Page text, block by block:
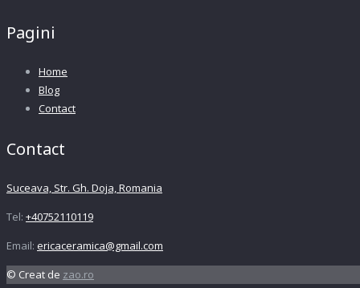
Pagini
Home
Blog
Contact
Contact
Suceava, Str. Gh. Doja, Romania
Tel: +40752110119
Email: ericaceramica@gmail.com
© Creat de zao.ro